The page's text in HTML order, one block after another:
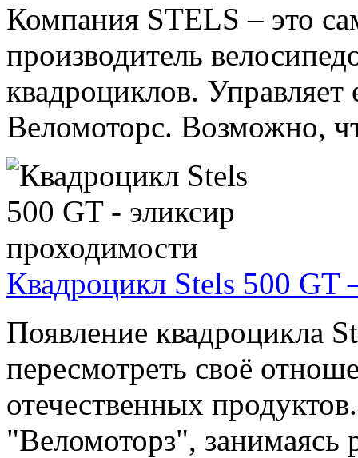
Компания STELS – это
производитель
квадроциклов.
Веломоторс. Возможно,
Квадроцикл Stels 500
Появление квадроцикла
пересмотреть своё
отечественных
"Веломоторз", занимаясь